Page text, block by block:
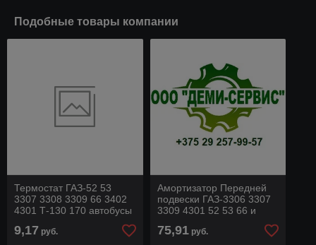
Подобные товары компании
Термостат ГАЗ-52 53
3307 3308 3309 66 3402
4301 Т-130 170 автобусы
80°С
9,17 руб.
Амортизатор Передней
подвески ГАЗ-3306 3307
3309 4301 52 53 66 и
(Аналог
75,91руб.